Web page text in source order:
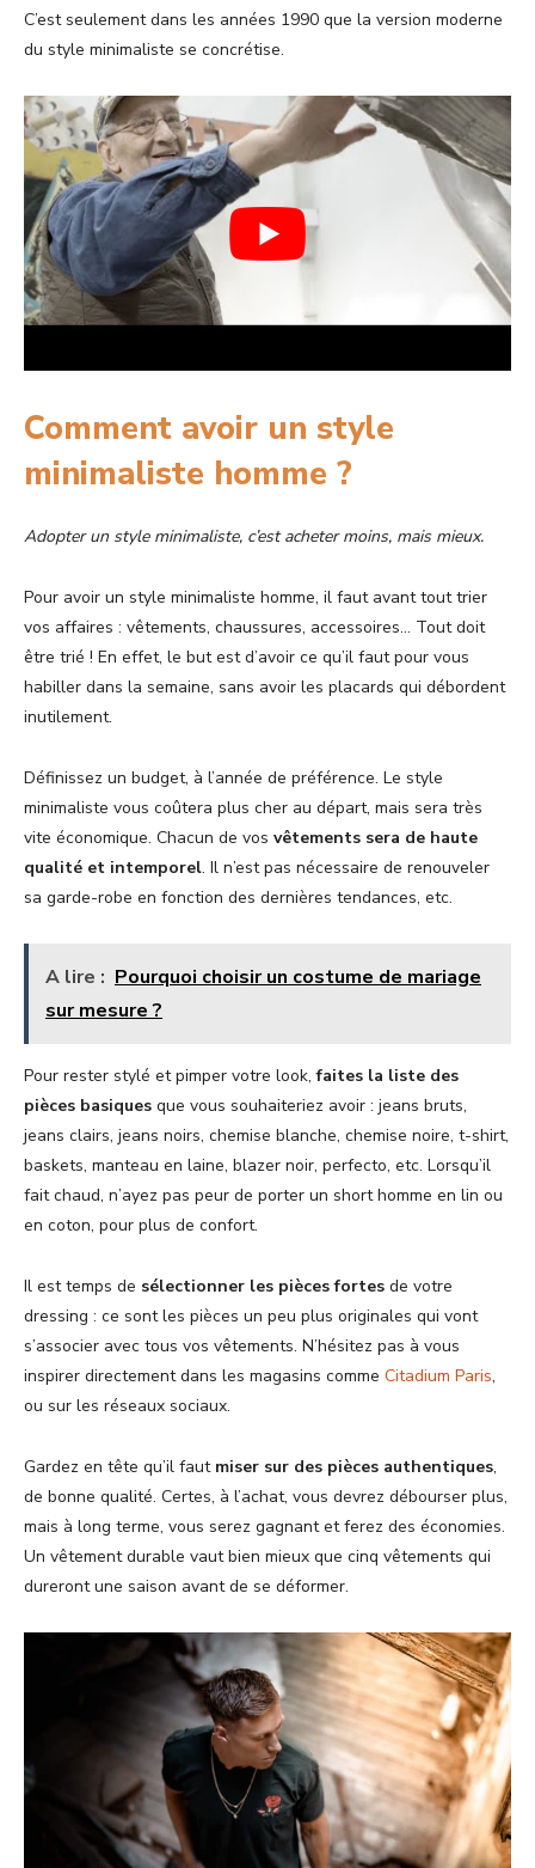
C’est seulement dans les années 1990 que la version moderne
du style minimaliste se concrétise.
Comment avoir un style
minimaliste homme ?
Adopter un style minimaliste, c’est acheter moins, mais mieux.
Pour avoir un style minimaliste homme, il faut avant tout trier
vos affaires : vêtements, chaussures, accessoires… Tout doit
être trié ! En effet, le but est d’avoir ce qu’il faut pour vous
habiller dans la semaine, sans avoir les placards qui débordent
inutilement.
Définissez un budget, à l’année de préférence. Le style
minimaliste vous coûtera plus cher au départ, mais sera très
vite économique. Chacun de vos vêtements sera de haute
qualité et intemporel. Il n’est pas nécessaire de renouveler
sa garde-robe en fonction des dernières tendances, etc.
A lire : Pourquoi choisir un costume de mariage
sur mesure ?
Pour rester stylé et pimper votre look,faites la liste des
pièces basiques que vous souhaiteriez avoir : jeans bruts,
jeans clairs, jeans noirs, chemise blanche, chemise noire, t-shirt,
baskets, manteau en laine, blazer noir, perfecto, etc. Lorsqu’il
fait chaud, n’ayez pas peur de porter un short homme en lin ou
en coton, pour plus de confort.
Il est temps de sélectionner les pièces fortes de votre
dressing : ce sont les pièces un peu plus originales qui vont
s’associer avec tous vos vêtements. N’hésitez pas à vous
inspirer directement dans les magasins comme Citadium Paris,
ou sur les réseaux sociaux.
Gardez en tête qu’il faut miser sur des pièces authentiques,
de bonne qualité. Certes, à l’achat, vous devrez débourser plus,
mais à long terme, vous serez gagnant et ferez des économies.
Un vêtement durable vaut bien mieux que cinq vêtements qui
dureront une saison avant de se déformer.